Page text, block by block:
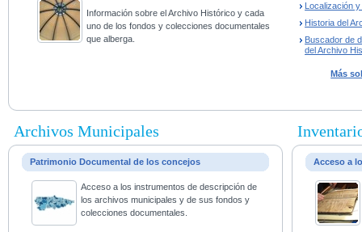
Información sobre el Archivo Histórico y cada
uno de los fondos y colecciones documentales
que alberga.
Localización
Historia del
Buscador de
del Archivo
Más
Archivos Municipales
Patrimonio Documental de los concejos
Acceso a los instrumentos de descripción de
los archivos municipales y de sus fondos y
colecciones documentales.
Acceso a